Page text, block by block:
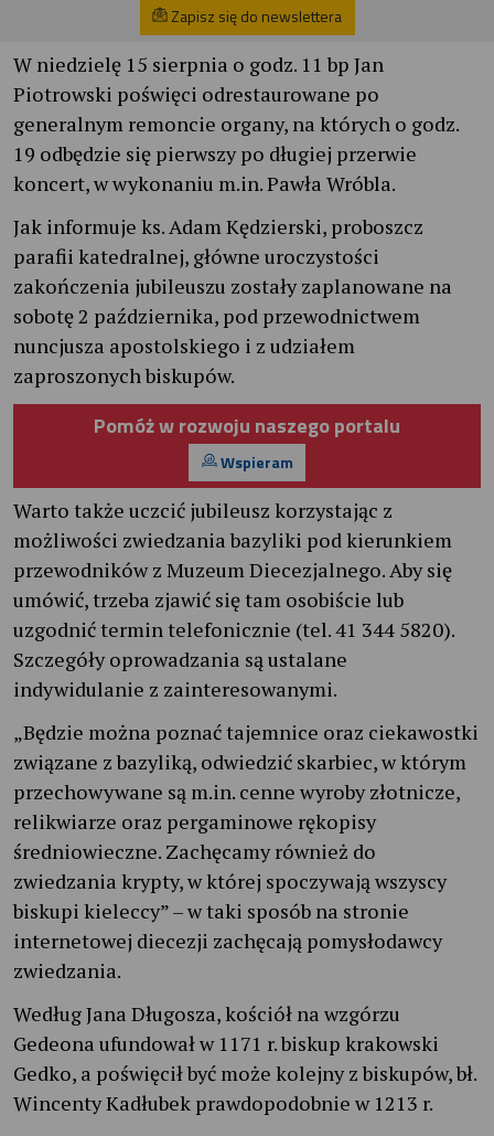
Zapisz się do newslettera
W niedzielę 15 sierpnia o godz. 11 bp Jan
Piotrowski poświęci odrestaurowane po
generalnym remoncie organy, na których o godz.
19 odbędzie się pierwszy po długiej przerwie
koncert, w wykonaniu m.in. Pawła Wróbla.
Jak informuje ks. Adam Kędzierski, proboszcz
parafii katedralnej, główne uroczystości
zakończenia jubileuszu zostały zaplanowane na
sobotę 2 października, pod przewodnictwem
nuncjusza apostolskiego i z udziałem
zaproszonych biskupów.
Pomóż w rozwoju naszego portalu
Wspieram
Warto także uczcić jubileusz korzystając z
możliwości zwiedzania bazyliki pod kierunkiem
przewodników z Muzeum Diecezjalnego. Aby się
umówić, trzeba zjawić się tam osobiście lub
uzgodnić termin telefonicznie (tel. 41 344 5820).
Szczegóły oprowadzania są ustalane
indywidulanie z zainteresowanymi.
„Będzie można poznać tajemnice oraz ciekawostki
związane z bazyliką, odwiedzić skarbiec, w którym
przechowywane są m.in. cenne wyroby złotnicze,
relikwiarze oraz pergaminowe rękopisy
średniowieczne. Zachęcamy również do
zwiedzania krypty, w której spoczywają wszyscy
biskupi kieleccy” – w taki sposób na stronie
internetowej diecezji zachęcają pomysłodawcy
zwiedzania.
Według Jana Długosza, kościół na wzgórzu
Gedeona ufundował w 1171 r. biskup krakowski
Gedko, a poświęcił być może kolejny z biskupów, bł.
Wincenty Kadłubek prawdopodobnie w 1213 r.